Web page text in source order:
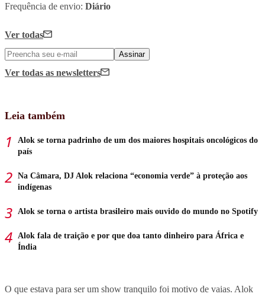
Frequência de envio: Diário
Ver todas
Assinar
Ver todas as newsletters
Leia também
Alok se torna padrinho de um dos maiores hospitais oncológicos do
país
Na Câmara, DJ Alok relaciona “economia verde” à proteção aos
indígenas
Alok se torna o artista brasileiro mais ouvido do mundo no Spotify
Alok fala de traição e por que doa tanto dinheiro para África e
Índia
O que estava para ser um show tranquilo foi motivo de vaias. Alok